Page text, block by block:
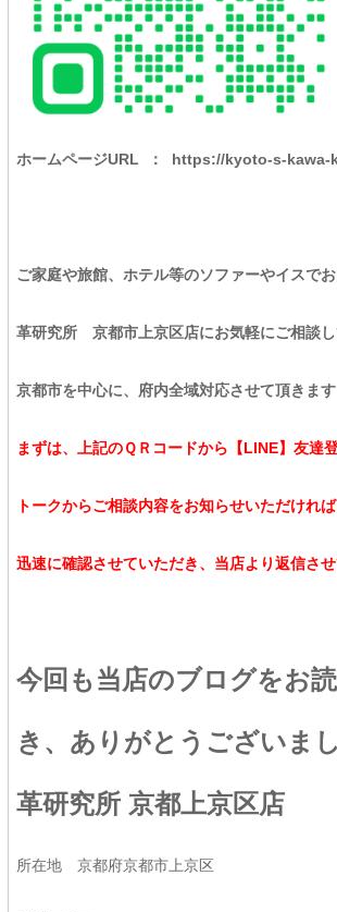
ホームページURL ： https://kyoto-s-kawa-
ご家庭や旅館、ホテル等のソファーやイスでお
革研究所 京都市上京区店にお気軽にご相談し
京都市を中心に、府内全域対応させて頂きます
まずは、上記のＱＲコードから【LINE】友達
トークからご相談内容をお知らせいただければ
迅速に確認させていただき、当店より返信させ
今回も当店のブログをお
き、ありがとうございま
革研究所 京都上京区店
所在地 京都府京都市上京区